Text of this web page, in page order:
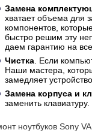
Замена
хватает объема для
компонентов,
быстро решим эту
даем гарантию на
Чистка . Если
Наши мастера,
замедляет устройство.
Замена корпуса и
заменить
ноутбуков Sony